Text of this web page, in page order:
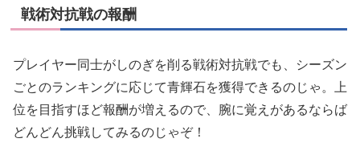
戦術対抗戦の報酬
プレイヤー同士がしのぎを削る戦術対抗戦でも、シーズン
ごとのランキングに応じて青輝石を獲得できるのじゃ。上
位を目指すほど報酬が増えるので、腕に覚えがあるならば
どんどん挑戦してみるのじゃぞ！